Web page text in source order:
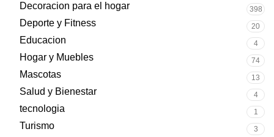
Decoracion para el hogar 398
Deporte y Fitness 20
Educacion 4
Hogar y Muebles 74
Mascotas 13
Salud y Bienestar 4
tecnologia 1
Turismo 3